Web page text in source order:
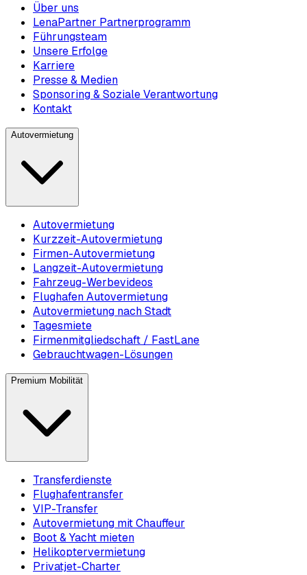
Über uns
LenaPartner Partnerprogramm
Führungsteam
Unsere Erfolge
Karriere
Presse & Medien
Sponsoring & Soziale Verantwortung
Kontakt
Autovermietung
Autovermietung
Kurzzeit-Autovermietung
Firmen-Autovermietung
Langzeit-Autovermietung
Fahrzeug-Werbevideos
Flughafen Autovermietung
Autovermietung nach Stadt
Tagesmiete
Firmenmitgliedschaft / FastLane
Gebrauchtwagen-Lösungen
Premium Mobilität
Transferdienste
Flughafentransfer
VIP-Transfer
Autovermietung mit Chauffeur
Boot & Yacht mieten
Helikoptervermietung
Privatjet-Charter